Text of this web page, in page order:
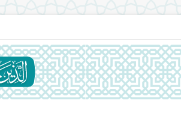
امت اسلامی